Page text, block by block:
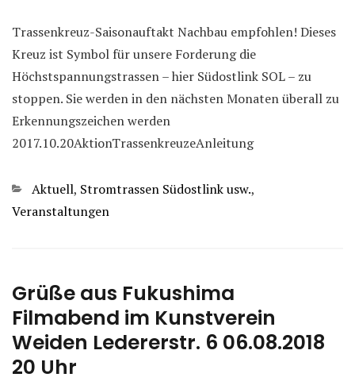
Trassenkreuz-Saisonauftakt Nachbau empfohlen! Dieses
Kreuz ist Symbol für unsere Forderung die
Höchstspannungstrassen – hier Südostlink SOL – zu
stoppen. Sie werden in den nächsten Monaten überall zu
Erkennungszeichen werden
2017.10.20AktionTrassenkreuzeAnleitung
Categories
Aktuell, Stromtrassen Südostlink usw.,
Veranstaltungen
Grüße aus Fukushima
Filmabend im Kunstverein
Weiden Ledererstr. 6 06.08.2018
20 Uhr